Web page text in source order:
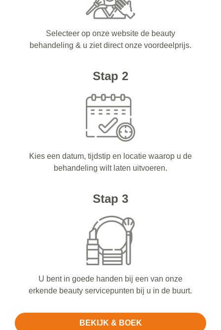
Selecteer op onze website de beauty
behandeling & u ziet direct onze voordeelprijs.
Stap 2
Kies een datum, tijdstip en locatie waarop u de
behandeling wilt laten uitvoeren.
Stap 3
U bent in goede handen bij een van onze
erkende beauty servicepunten bij u in de buurt.
BEKIJK & BOEK